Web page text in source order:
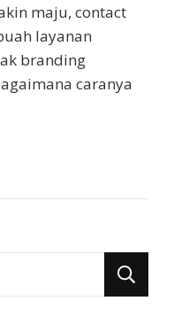
maju, contact
layanan
branding
caranya